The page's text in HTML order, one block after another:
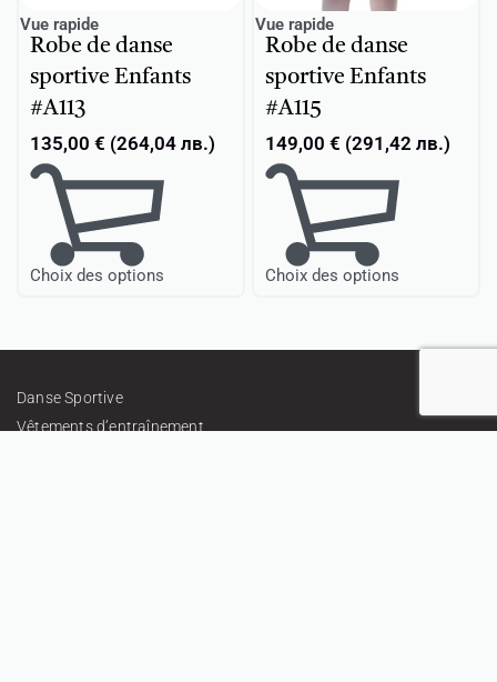
Vue rapide
Robe de danse
sportive Enfants
#A113
135,00 € (264,04 лв.)
Choix des options
Vue rapide
Robe de danse
sportive Enfants
#A115
149,00 € (291,42 лв.)
Choix des options
Danse Sportive
Vêtements d’entraînement